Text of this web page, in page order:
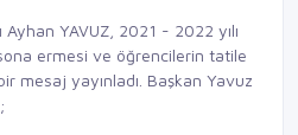
Ayhan YAVUZ, 2021 - 2022 yılı
ermesi ve öğrencilerin tatile
mesaj yayınladı. Başkan Yavuz